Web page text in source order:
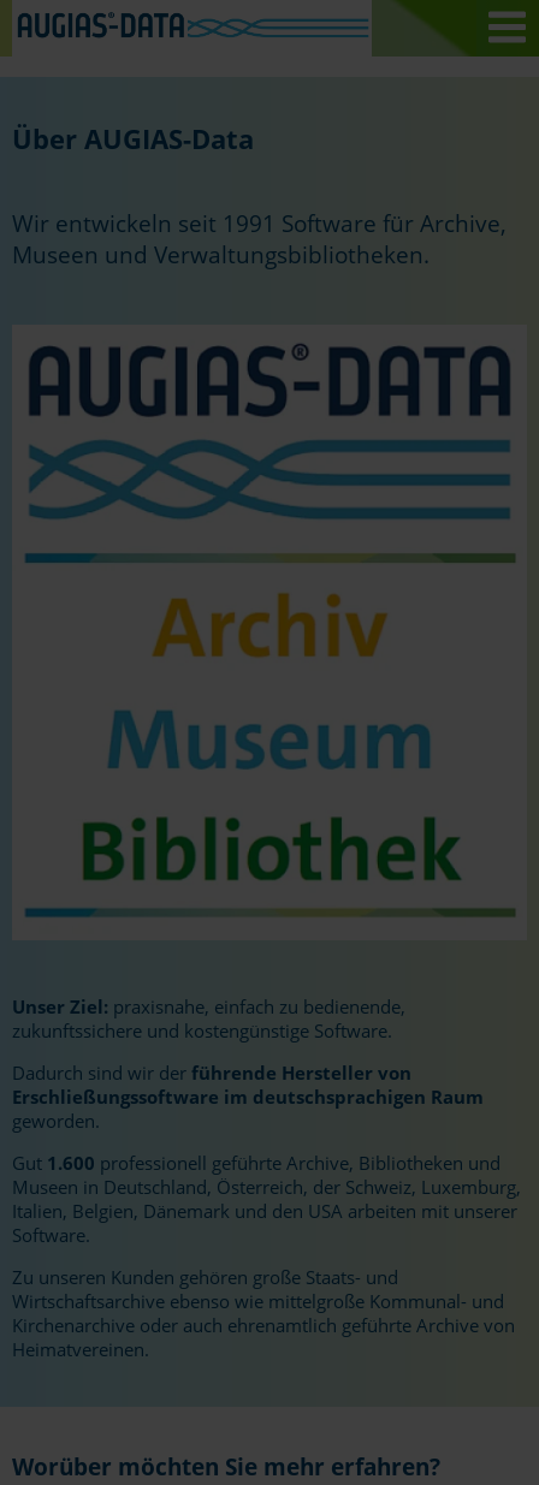
Über AUGIAS-Data
Wir entwickeln seit 1991 Software für Archive,
Museen und Verwaltungsbibliotheken.
Unser Ziel: praxisnahe, einfach zu bedienende,
zukunftssichere und kostengünstige Software.
Dadurch sind wir der führende Hersteller von
Erschließungssoftware im deutschsprachigen Raum
geworden.
Gut 1.600 professionell geführte Archive, Bibliotheken und
Museen in Deutschland, Österreich, der Schweiz, Luxemburg,
Italien, Belgien, Dänemark und den USA arbeiten mit unserer
Software.
Zu unseren Kunden gehören große Staats- und
Wirtschaftsarchive ebenso wie mittelgroße Kommunal- und
Kirchenarchive oder auch ehrenamtlich geführte Archive von
Heimatvereinen.
Worüber möchten Sie mehr erfahren?